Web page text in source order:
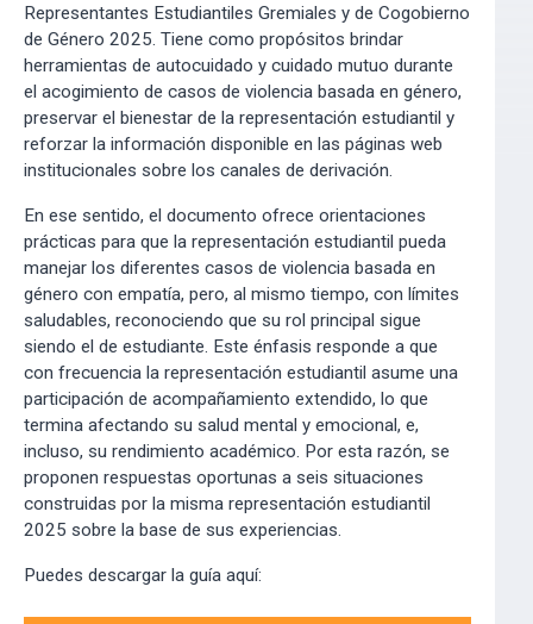
Representantes Estudiantiles Gremiales y de Cogobierno
de Género 2025. Tiene como propósitos brindar
herramientas de autocuidado y cuidado mutuo durante
el acogimiento de casos de violencia basada en género,
preservar el bienestar de la representación estudiantil y
reforzar la información disponible en las páginas web
institucionales sobre los canales de derivación.
En ese sentido, el documento ofrece orientaciones
prácticas para que la representación estudiantil pueda
manejar los diferentes casos de violencia basada en
género con empatía, pero, al mismo tiempo, con límites
saludables, reconociendo que su rol principal sigue
siendo el de estudiante. Este énfasis responde a que
con frecuencia la representación estudiantil asume una
participación de acompañamiento extendido, lo que
termina afectando su salud mental y emocional, e,
incluso, su rendimiento académico. Por esta razón, se
proponen respuestas oportunas a seis situaciones
construidas por la misma representación estudiantil
2025 sobre la base de sus experiencias.
Puedes descargar la guía aquí: